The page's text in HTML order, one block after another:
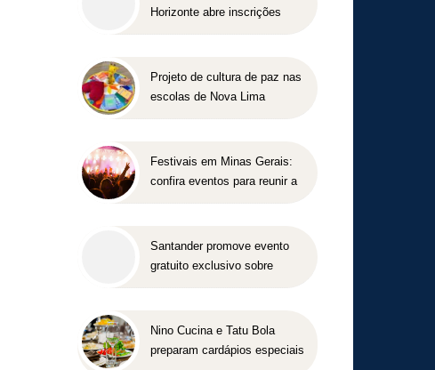
Horizonte abre inscrições
Projeto de cultura de paz nas
escolas de Nova Lima
Festivais em Minas Gerais:
confira eventos para reunir a
Santander promove evento
gratuito exclusivo sobre
Nino Cucina e Tatu Bola
preparam cardápios especiais